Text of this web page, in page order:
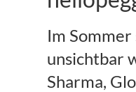
Im
unsichtbar
Sharma,